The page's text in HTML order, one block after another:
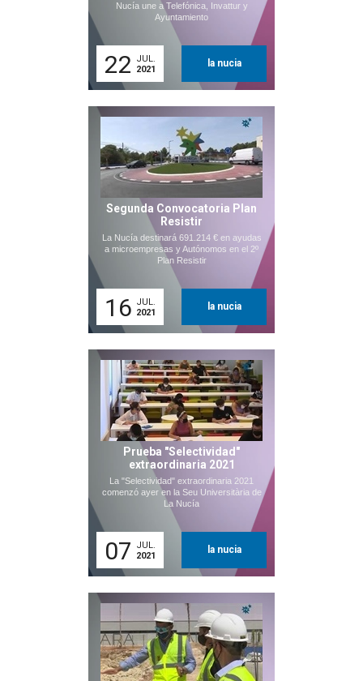
Nucía une a Telefónica, Invattur y
Ayuntamiento
22
JUL.
2021
la nucia
Segunda Convocatoria Plan
Resistir
La Nucía destinará 691.214 € en ayudas
a microempresas y Autónomos en el 2º
Plan Resistir
16 JUL.
2021
la nucia
Prueba "Selectividad"
extraordinaria 2021
La "Selectividad" extraordinaria 2021
comenzó ayer en la Seu Universitària de
La Nucía
07
JUL.
2021
la nucia